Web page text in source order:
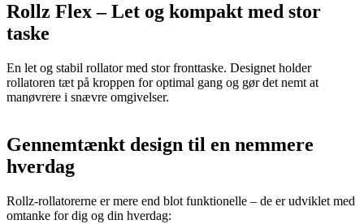
Rollz Flex – Let og kompakt med stor
taske
En let og stabil rollator med stor fronttaske. Designet holder
rollatoren tæt på kroppen for optimal gang og gør det nemt at
manøvrere i snævre omgivelser.
Gennemtænkt design til en nemmere
hverdag
Rollz-rollatorerne er mere end blot funktionelle – de er udviklet med
omtanke for dig og din hverdag: